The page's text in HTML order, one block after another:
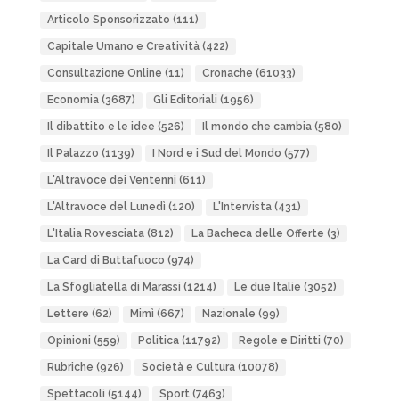
Articolo Sponsorizzato (111)
Capitale Umano e Creatività(422)
Consultazione Online (11) Cronache (61033)
Economia(3687) Gli Editoriali (1956)
Il dibattito e le idee (526) Il mondo che cambia(580)
Il Palazzo (1139) I Nord e i Sud del Mondo (577)
L'Altravoce dei Ventenni (611)
L'Altravoce del Lunedì (120) L'Intervista(431)
L'Italia Rovesciata(812) La Bacheca delle Offerte (3)
La Card di Buttafuoco (974)
La Sfogliatella di Marassi (1214) Le due Italie (3052)
Lettere (62) Mimì (667) Nazionale (99)
Opinioni (559) Politica(11792) Regole e Diritti (70)
Rubriche (926) Società e Cultura(10078)
Spettacoli (5144) Sport(7463)